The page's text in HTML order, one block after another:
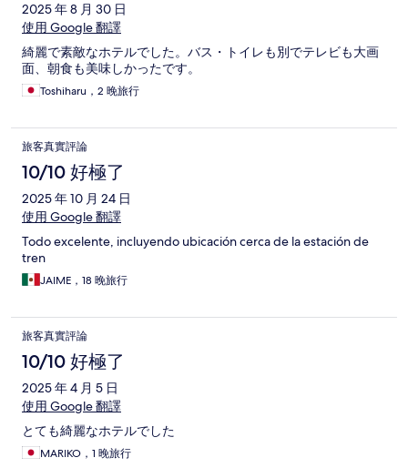
2025 年 8 月 30 日
使用 Google 翻譯
綺麗で素敵なホテルでした。バス・トイレも別でテレビも大画
面、朝食も美味しかったです。
Toshiharu，2 晚旅行
旅客真實評論
10/10 好極了
2025 年 10 月 24 日
使用 Google 翻譯
Todo excelente, incluyendo ubicación cerca de la estación de
tren
JAIME，18 晚旅行
旅客真實評論
10/10 好極了
2025 年 4 月 5 日
使用 Google 翻譯
とても綺麗なホテルでした
MARIKO，1 晚旅行